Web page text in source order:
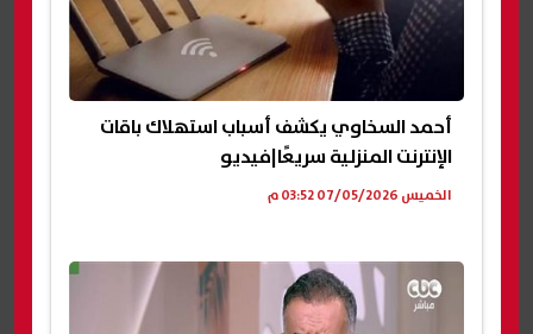
أحمد السخاوي يكشف أسباب استهلاك باقات
الإنترنت المنزلية سريعًا|فيديو
الخميس 07/05/2026 03:52 م